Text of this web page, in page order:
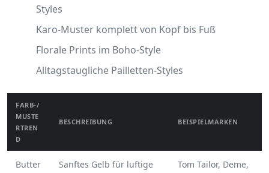
Styles
Karo-Muster komplett von Kopf bis Fuß
Florale Prints im Boho-Style
Alltagstaugliche Pailletten-Styles
FARB-/
MUSTE
RTREN
D
BESCHREIBUNG BEISPIELMARKEN
Butter
Sanftes Gelb für luftige
Tom Tailor, Deme,